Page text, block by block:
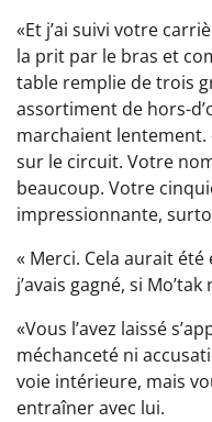
«Et j’ai suivi votre
la prit par le bras et
table remplie de trois
assortiment de hors-
marchaient
sur le circuit. Votre
beaucoup. Votre
impressionnante,
« Merci. Cela aurait
j’avais gagné, si
«Vous l’avez laissé
méchanceté ni
voie intérieure, mais
entraîner avec lui.